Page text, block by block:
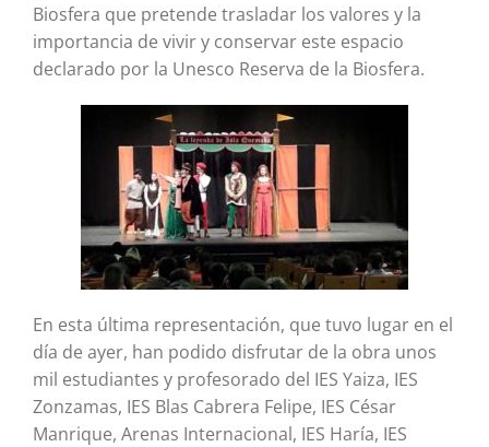
Biosfera que pretende trasladar los valores y la
importancia de vivir y conservar este espacio
declarado por la Unesco Reserva de la Biosfera.
En esta última representación, que tuvo lugar en el
día de ayer, han podido disfrutar de la obra unos
mil estudiantes y profesorado del IES Yaiza, IES
Zonzamas, IES Blas Cabrera Felipe, IES César
Manrique, Arenas Internacional, IES Haría, IES